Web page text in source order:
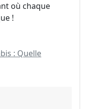
où chaque
!
: Quelle